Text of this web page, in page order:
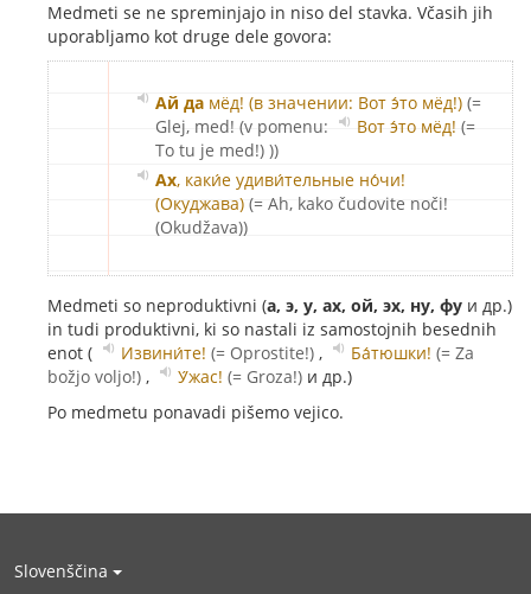
Medmeti se ne spreminjajo in niso del stavka. Včasih jih
uporabljamo kot druge dele govora:
Ай да мёд! (в значении: Вот э́то мёд!) (=
Glej, med! (v pomenu:
Вот э́то мёд! (=
To tu je med!) ))
Ах, каки́е удиви́тельные но́чи!
(Окуджава) (= Ah, kako čudovite noči!
(Okudžava))
Medmeti so neproduktivni (а, э, у, ах, ой, эх, ну, фу и др.)
in tudi produktivni, ki so nastali iz samostojnih besednih
enot (
Извини́те! (= Oprostite!) , Ба́тюшки! (= Za
božjo voljo!) , У́жас! (= Groza!) и др.)
Po medmetu ponavadi pišemo vejico.
Slovenščina